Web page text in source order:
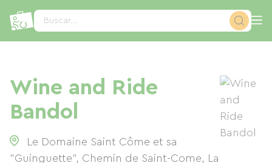
Buscar...
Wine and Ride
Bandol
Le Domaine Saint Côme et sa
"Guinguette", Chemin de Saint-Come, La
Panel de gestión de cookies